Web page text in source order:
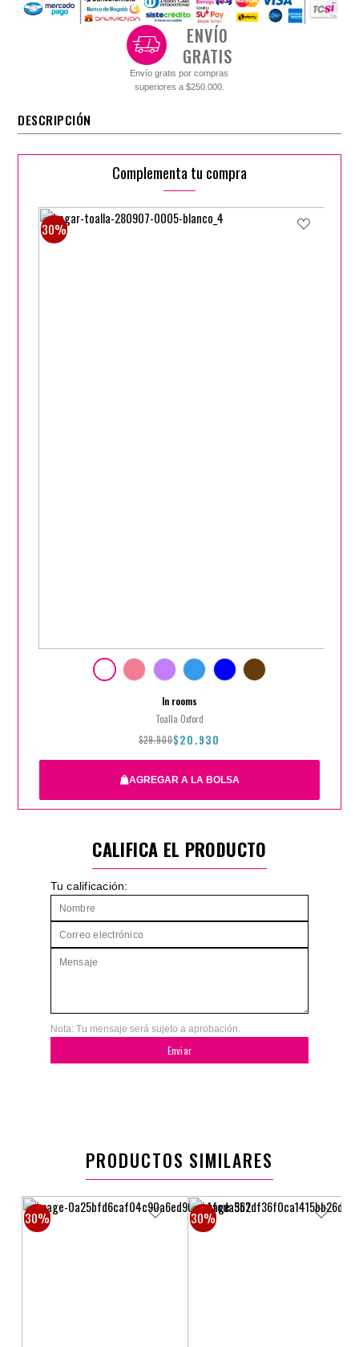
ENVÍO
GRATIS
Envío gratis por compras
superiores a $250.000.
DESCRIPCIÓN
Complementa tu compra
30%
In rooms
Toalla Oxford
$29.900$20.930
AGREGAR A LA BOLSA
$29.900$20.930
CALIFICA EL PRODUCTO
Tu calificación:
Nota: Tu mensaje será sujeto a aprobación.
Enviar
PRODUCTOS SIMILARES
30% 30%